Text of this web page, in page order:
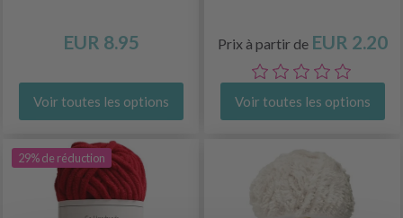
EUR 8.95
Voir toutes les options
Prix à partir de EUR 2.20
Voir toutes les options
29% de réduction